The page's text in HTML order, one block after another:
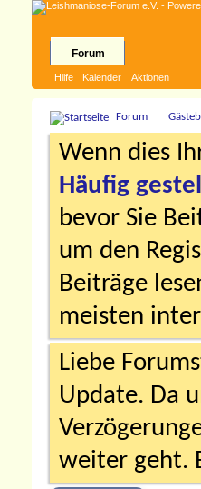
Forum
Hilfe Kalender Aktionen
Forum
Wenn dies
Häufig
bevor Sie
um den
Beiträge
meisten
Liebe
Update. Da
weiter geht.